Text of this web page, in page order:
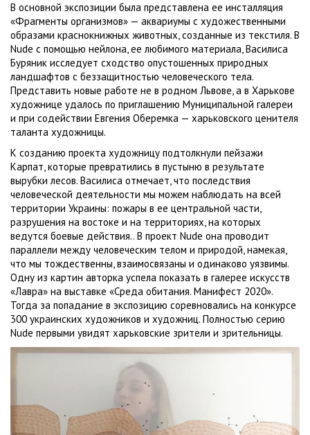
В основной экспозиции была представлена ее инсталляция
«Фрагменты организмов» — аквариумы с художественными
образами краснокнижных животных, созданные из текстиля. В
Nude с помощью нейлона, ее любимого материала, Василиса
Буряник исследует сходство опустошенных природных
ландшафтов с беззащитностью человеческого тела.
Представить новые работе не в родном Львове, а в Харькове
художнице удалось по приглашению Муниципальной галереи
и при содействии Евгения Оберемка — харьковского ценителя
таланта художницы.
К созданию проекта художницу подтолкнули пейзажи
Карпат, которые превратились в пустыню в результате
вырубки лесов. Василиса отмечает, что последствия
человеческой деятельности мы можем наблюдать на всей
территории Украины: пожары в ее центральной части,
разрушения на востоке и на территориях, на которых
ведутся боевые действия.. В проект Nude она проводит
параллели между человеческим телом и природой, намекая,
что мы тождественны, взаимосвязаны и одинаково уязвимы.
Одну из картин авторка успела показать в галерее искусств
«Лавра» на выставке «Среда обитания. Манифест 2020».
Тогда за попадание в экспозицию соревновались на конкурсе
300 украинских художников и художниц. Полностью серию
Nude первыми увидят харьковские зрители и зрительницы.